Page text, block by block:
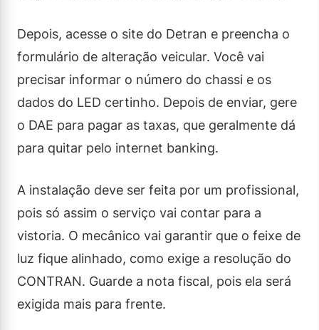
Depois, acesse o site do Detran e preencha o
formulário de alteração veicular. Você vai
precisar informar o número do chassi e os
dados do LED certinho. Depois de enviar, gere
o DAE para pagar as taxas, que geralmente dá
para quitar pelo internet banking.
A instalação deve ser feita por um profissional,
pois só assim o serviço vai contar para a
vistoria. O mecânico vai garantir que o feixe de
luz fique alinhado, como exige a resolução do
CONTRAN. Guarde a nota fiscal, pois ela será
exigida mais para frente.